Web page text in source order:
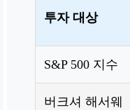
투자 대상
S&P 500 지수
버크셔 해서웨